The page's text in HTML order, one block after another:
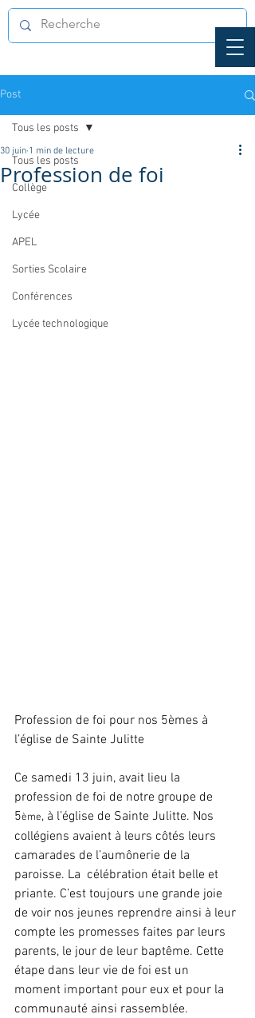
Post
Tous les posts
Collège
Lycée
APEL
Sorties Scolaire
Conférences
Lycée technologique
Tous les posts
Profession de foi
30 juin 1 min de lecture
Profession de foi pour nos 5èmes à
l’église de Sainte Julitte
Ce samedi 13 juin, avait lieu la
profession de foi de notre groupe de
5ème, à l’église de Sainte Julitte. Nos
collégiens avaient à leurs côtés leurs
camarades de l’aumônerie de la
paroisse. La  célébration était belle et
priante. C’est toujours une grande joie
de voir nos jeunes reprendre ainsi à leur
compte les promesses faites par leurs
parents, le jour de leur baptême. Cette
étape dans leur vie de foi est un
moment important pour eux et pour la
communauté ainsi rassemblée.